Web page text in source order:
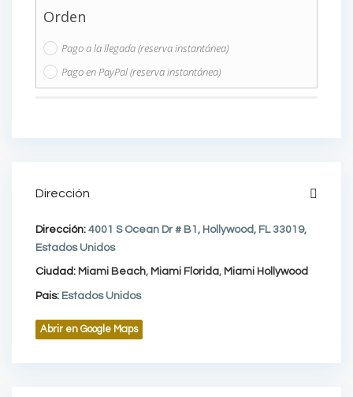
Orden
Pago a la llegada (reserva instantánea)
Pago en PayPal (reserva instantánea)
Dirección
Dirección: 4001 S Ocean Dr # B1, Hollywood, FL 33019,
Estados Unidos
Ciudad: Miami Beach, Miami Florida, Miami Hollywood
Pais: Estados Unidos
Abrir en Google Maps